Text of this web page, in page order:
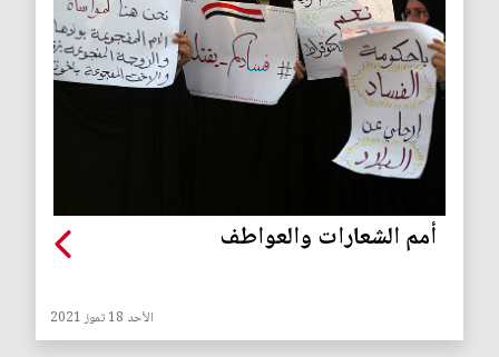
أمم الشعارات والعواطف
الأحد 18 تموز 2021